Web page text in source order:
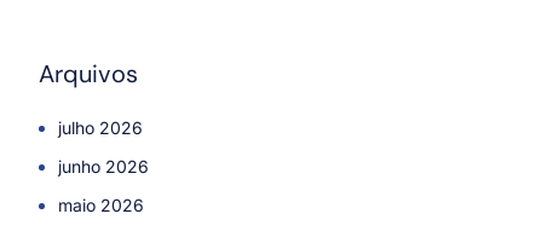
Arquivos
julho 2026
junho 2026
maio 2026